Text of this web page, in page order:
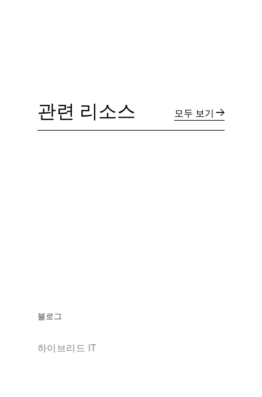
관련 리소스 모두 보기
블로그
하이브리드 IT